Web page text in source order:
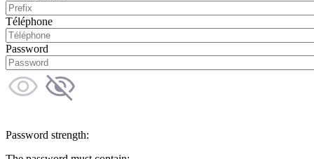
Téléphone
Password
Password strength: